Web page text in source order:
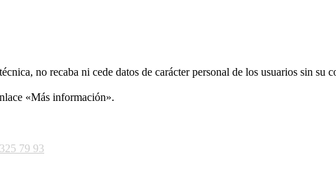
no recaba ni cede datos de carácter personal de los usuarios sin su
«Más información».
79 93